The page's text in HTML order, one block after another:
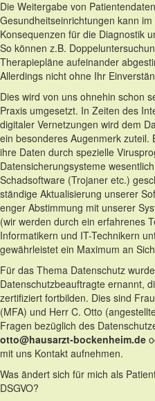
Die Weitergabe von
Gesundheitseinrichtungen kann
Konsequenzen für die Diagnostik
So können z.B.
Therapiepläne aufeinander
Allerdings nicht ohne Ihr
Dies wird von uns ohnehin schon
Praxis umgesetzt. In Zeiten des
digitaler Vernetzungen wird dem
ein besonderes Augenmerk zuteil.
ihre Daten durch spezielle
Datensicherungsysteme
Schadsoftware (Trojaner etc.)
ständige Aktualisierung unserer
enger Abstimmung mit unserer
(wir werden durch ein erfahrenes
Informatikern und IT-Technikern
gewährleistet ein Maximum an
Für das Thema Datenschutz
Datenschutzbeauftragte ernannt,
zertifiziert fortbilden. Dies sind
(MFA) und Herr C. Otto
Fragen bezüglich des
otto@hausarzt-bockenheim.de
mit uns Kontakt aufnehmen.
Was ändert sich für mich als
DSGVO?